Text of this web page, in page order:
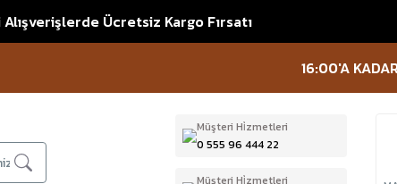
Ücretsiz Kargo Fırsatı
16:00'A KADAR
Müşteri Hi̇zmetleri
0 555 96 444 22
Müşteri Hi̇zmetleri